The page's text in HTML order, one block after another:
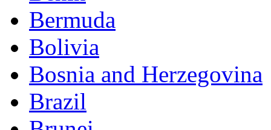
Bermuda
Bolivia
Bosnia and Herzegovina
Brazil